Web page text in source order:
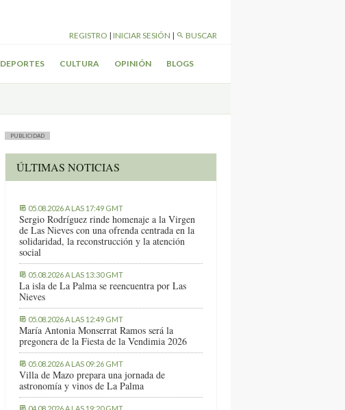
REGISTRO | INICIAR SESIÓN | BUSCAR
DEPORTES CULTURA OPINIÓN BLOGS
PUBLICIDAD
ÚLTIMAS NOTICIAS
05.08.2026 A LAS 17:49 GMT
Sergio Rodríguez rinde homenaje a la Virgen
de Las Nieves con una ofrenda centrada en la
solidaridad, la reconstrucción y la atención
social
05.08.2026 A LAS 13:30 GMT
La isla de La Palma se reencuentra por Las
Nieves
05.08.2026 A LAS 12:49 GMT
María Antonia Monserrat Ramos será la
pregonera de la Fiesta de la Vendimia 2026
05.08.2026 A LAS 09:26 GMT
Villa de Mazo prepara una jornada de
astronomía y vinos de La Palma